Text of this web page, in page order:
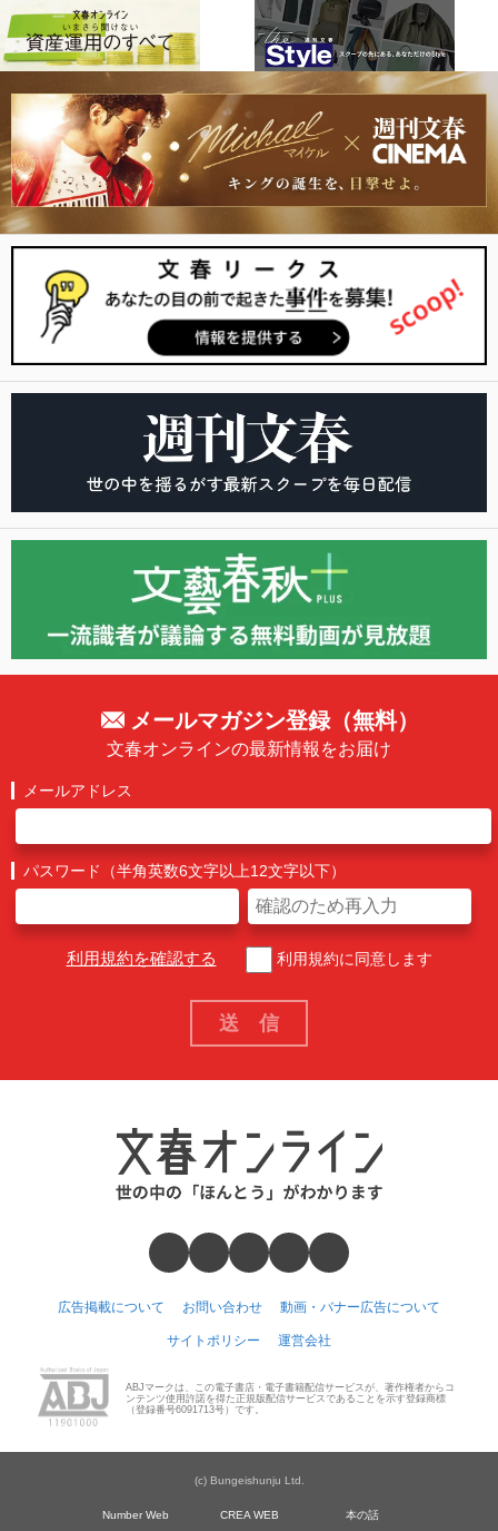
メールマガジン登録（無料）
文春オンラインの最新情報をお届け
メールアドレス
パスワード（半角英数6文字以上12文字以下）
利用規約を確認する 利用規約に同意します
広告掲載について お問い合わせ 動画・バナー広告について
サイトポリシー 運営会社
ABJマークは、この電子書店・電子書籍配信サービスが、著作権者からコ
ンテンツ使用許諾を得た正規版配信サービスであることを示す登録商標
（登録番号6091713号）です。
(c) Bungeishunju Ltd.
Number Web CREA WEB 本の話